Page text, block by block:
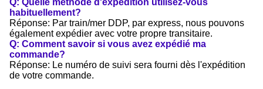
Q: Quelle méthode d'expédition utilisez-vous
habituellement?
Réponse: Par train/mer DDP, par express, nous pouvons
également expédier avec votre propre transitaire.
Q: Comment savoir si vous avez expédié ma
commande?
Réponse: Le numéro de suivi sera fourni dès l'expédition
de votre commande.